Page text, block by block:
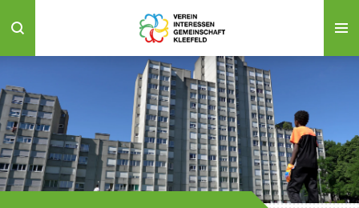
Hauptinhalt
springen